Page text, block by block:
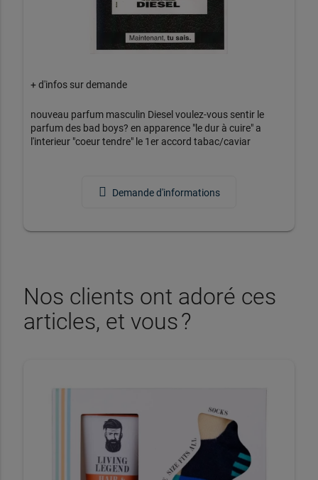
+ d'infos sur demande
nouveau parfum masculin Diesel voulez-vous sentir le
parfum des bad boys? en apparence "le dur à cuire" a
l'interieur "coeur tendre" le 1er accord tabac/caviar
Demande d'informations
Nos clients ont adoré ces
articles, et vous ?